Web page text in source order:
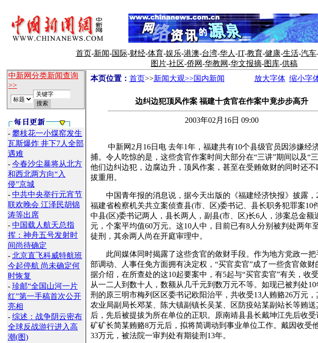
首页-新闻-国际-财经-体育-娱乐-港澳-台湾-华人 -IT-教育-健康-生活-汽车
图片-社区-侨网-华教网-华文报摘-图库-供稿
中新网分类新闻查询
>>
- 攀枝花一小煤窑发生
瓦斯爆炸 井下7人全部
遇难
- 今春沙尘暴将从北方
和西北两方向“入
侵”京城
- 中共中央举行元宵节
联欢晚会 江泽民胡锦
涛等出席
- 中国载人航天总指
挥：神舟五号发射时
间尚待确定
- 北京直飞科威特航班
今起停航 尚未确定何
时恢复
- 珍邮“全国山河一片
红”第一手稿首次公开
亮相
- 综述：战争阴云密布
全球反战游行进入高
潮(图)
本页位置： 首页>>新闻大观>>国内新闻 放大字体 缩小字
边纠边犯顶风作案 福建十贪官在作案中竟步步高升
2003年02月16日 09:00
中新网2月16日电 去年1年，福建共有10个县级官员因涉嫌经
捕。令人吃惊的是，这些贪官作案时间大部分在“三讲”期间以及“三
他们边纠边犯，边腐边升，顶风作案，甚至在受贿敛财的同时还不
拔重用。
中国青年报的消息说，据今天出版的《福建经济快报》披露，
福建省检察机关共立案侦查县(市、区)委书记、县长职务犯罪案10
中县(区)委书记两人，县长两人，副县(市、区)长6人，涉案总金额
元，个案平均值60万元。这10人中，目前已有8人分别被判处两年
徒刑，其余两人尚在开庭审理中。
此间媒体同时揭露了这些贪官的敛财手段。作为地方党政一把
部调动、人事任免方面拥有决定权，“买官卖官”成了一些贪官敛财
据介绍，在所查处的这10起要案中，有5起与“买官卖官”有关，收
从一二人到数十人，数额从几千元到数万元不等。如现已被判处10
刑的原三明市梅列区区委书记欧阳治平，共收受13人贿赂26万元，
农业局副局长邓某、陈大镇副镇长吴某、区防疫站某副站长等贿送
后，先后被提拔为所在单位的正职。原南靖县县长戴坤江先后收受
矿矿长简某贿赂8万元后，拟将简调动到事业单位工作。戴因收受
33万元，被法院一审判处有期徒刑13年。